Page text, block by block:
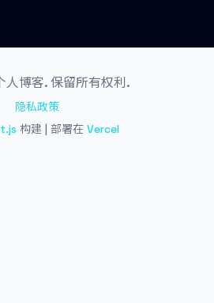
博客. 保留所有权利.
隐私政策
构建 | 部署在 Vercel